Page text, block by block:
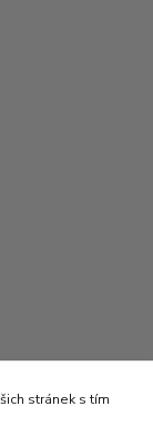
stránek s tím